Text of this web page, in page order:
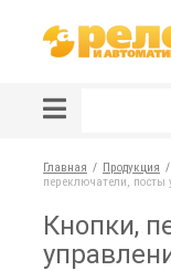
Главная Продукция
переключатели, посты
Кнопки,